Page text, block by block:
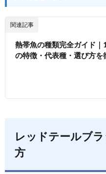
関連記事
熱帯魚の種類完全ガイド｜
の特徴・代表種・選び方を
レッドテールブ
方